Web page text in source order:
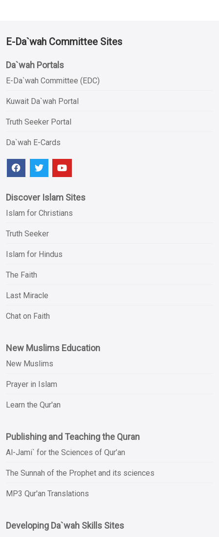
E-Da`wah Committee Sites
Da`wah Portals
E-Da`wah Committee (EDC)
Kuwait Da`wah Portal
Truth Seeker Portal
Da`wah E-Cards
Discover Islam Sites
Islam for Christians
Truth Seeker
Islam for Hindus
The Faith
Last Miracle
Chat on Faith
New Muslims Education
New Muslims
Prayer in Islam
Learn the Qur'an
Publishing and Teaching the Quran
Al-Jami` for the Sciences of Qur’an
The Sunnah of the Prophet and its sciences
MP3 Qur'an Translations
Developing Da`wah Skills Sites